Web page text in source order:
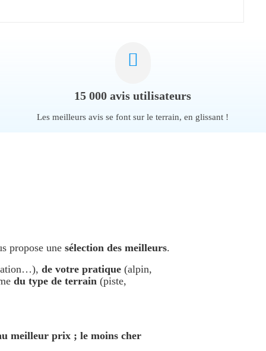
15 000 avis utilisateurs
Les meilleurs avis se font sur le terrain, en glissant !
propose une sélection des meilleurs.
de votre pratique (alpin,
du type de terrain (piste,
meilleur prix ; le moins cher